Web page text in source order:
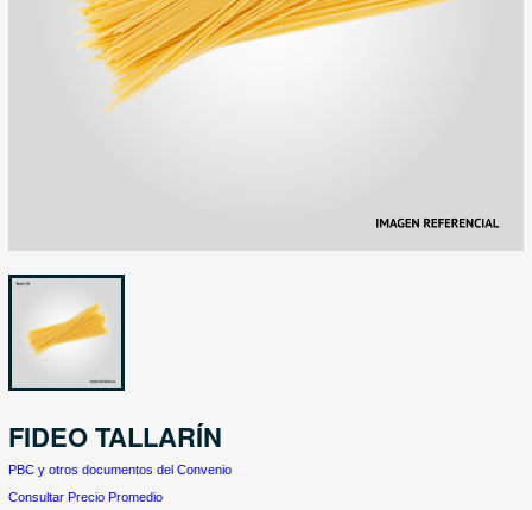
FIDEO TALLARÍN
PBC y otros documentos del Convenio
Consultar Precio Promedio